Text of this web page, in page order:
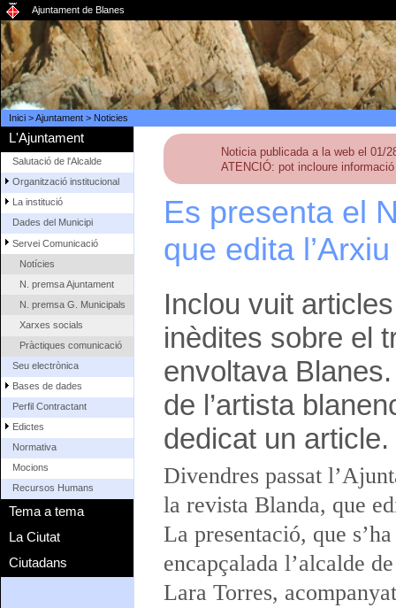
Ajuntament de Blanes
Inici>Ajuntament> Noticies
L'Ajuntament
Salutació de l'Alcalde
Organització institucional
La institució
Dades del Municipi
Servei Comunicació
Notícies
N. premsa Ajuntament
N. premsa G. Municipals
Xarxes socials
Pràctiques comunicació
Seu electrònica
Bases de dades
Perfil Contractant
Edictes
Normativa
Mocions
Recursos Humans
Tema a tema
La Ciutat
Ciutadans
Noticia publicada a la web el 01/
ATENCIÓ: pot incloure
Es presenta el
que edita
Inclou vuit
inèdites sobre el
envoltava
de l’artista
dedicat un article.
Divendres passat
la revista Blanda, que
La presentació, que
encapçalada l’alcalde
Lara Torres,